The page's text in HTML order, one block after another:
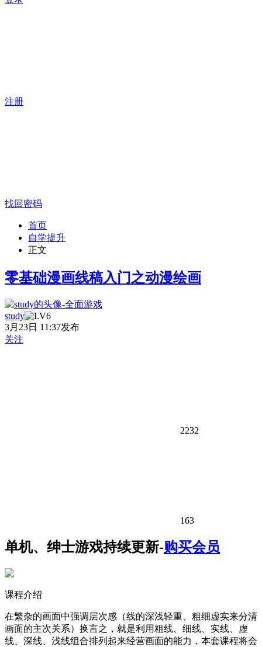
注册
找回密码
首页
自学提升
正文
零基础漫画线稿入门之动漫绘画
study
3月23日 11:37发布
关注
2232
163
单机、绅士游戏持续更新-购买会员
课程介绍
在繁杂的画面中强调层次感（线的深浅轻重、粗细虚实来分清
画面的主次关系）换言之，就是利用粗线、细线、实线、虚
线、深线、浅线组合排列起来经营画面的能力，本套课程将会